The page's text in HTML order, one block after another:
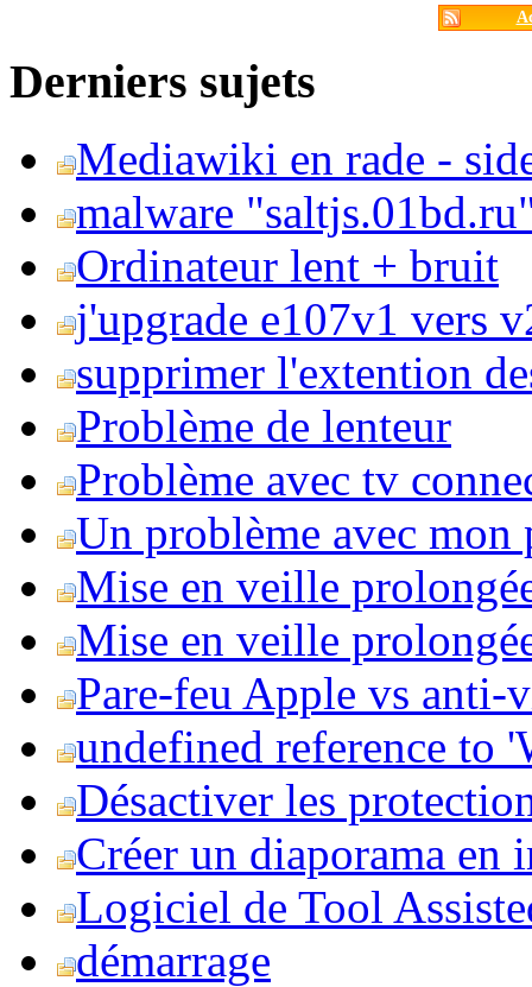
Derniers sujets
Mediawiki en rade -
malware
Ordinateur lent + bruit
j'upgrade e107v1 vers
supprimer l'extention
Problème de lenteur
Problème avec tv
Un problème avec mon
Mise en veille
Mise en veille
Pare-feu Apple vs anti-
undefined reference to
Désactiver les
Créer un diaporama en
Logiciel de Tool
démarrage